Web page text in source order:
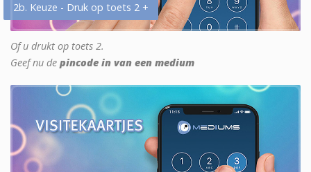
2b. Keuze - Druk op toets 2 +
Of u drukt op toets 2.
Geef nu de pincode in van een medium